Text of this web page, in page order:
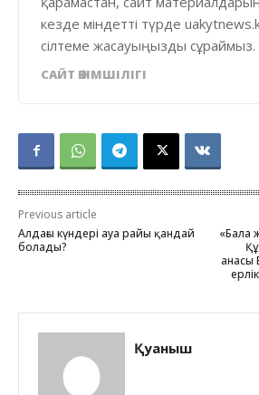
кезде міндетті түрде
сілтеме жасауыңызды сұраймыз.
САЙТ ӘКІМШІЛІГІ
Previous article
Алдағы күндері ауа райы қандай
болады?
«Бала
анасы
Қуаныш